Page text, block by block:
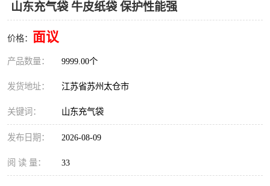
山东充气袋 牛皮纸袋 保护性能强
价格： 面议
产品数量： 9999.00个
发货地址： 江苏省苏州太仓市
关键词： 山东充气袋
发布日期： 2026-08-09
阅 读 量： 33